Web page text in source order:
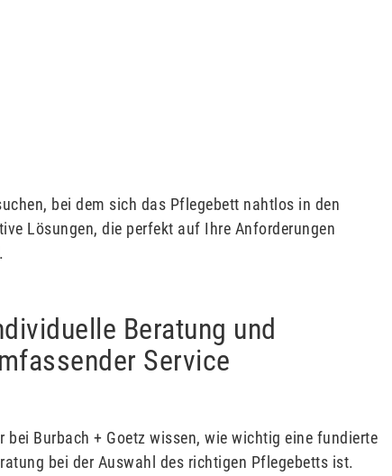
bei dem sich das Pflegebett nahtlos in den
Lösungen, die perfekt auf Ihre Anforderungen
Beratung und
Service
bei Burbach + Goetz wissen, wie wichtig eine fundierte
bei der Auswahl des richtigen Pflegebetts ist.